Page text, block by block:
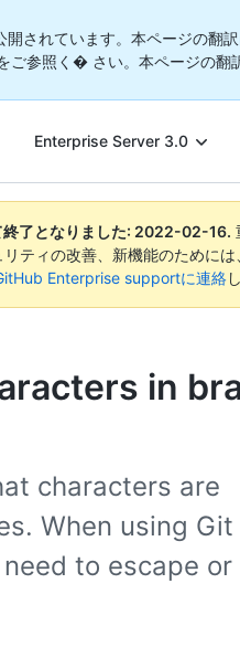
されています。本ページの翻
ご参照く� さい。本ページの
Enterprise Server 3.0
了となりました: 2022-02-16.
ティの改善、新機能のためには
Enterprise supportに連絡
in
characters are
When using Git
to escape or